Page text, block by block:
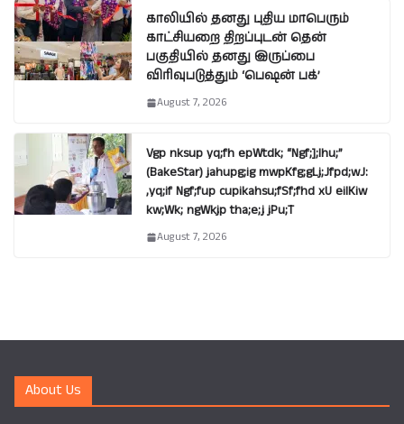
காலியில் தனது புதிய மாபெரும்
காட்சியறை திறப்புடன் தென்
பகுதியில் தனது இருப்பை
விரிவுபடுத்தும் ‘பெஷன் பக்’
August 7, 2026
Vgp nksup yq;fh epWtdk; “Ngf;];lhu;”
(BakeStar) jahupg;ig mwpKfg;gLj;Jfpd;wJ:
,yq;if Ngf;fup cupikahsu;fSf;fhd xU eilKiw
kw;Wk; ngWkjp tha;e;j jPu;T
August 7, 2026
About Us